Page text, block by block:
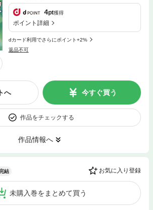
4pt獲得
ポイント詳細
dカード利用でさらにポイント+2%
返品不可
へ 今すぐ買う
作品をチェックする
作品情報へ
結 お気に入り登録
未購入巻をまとめて買う